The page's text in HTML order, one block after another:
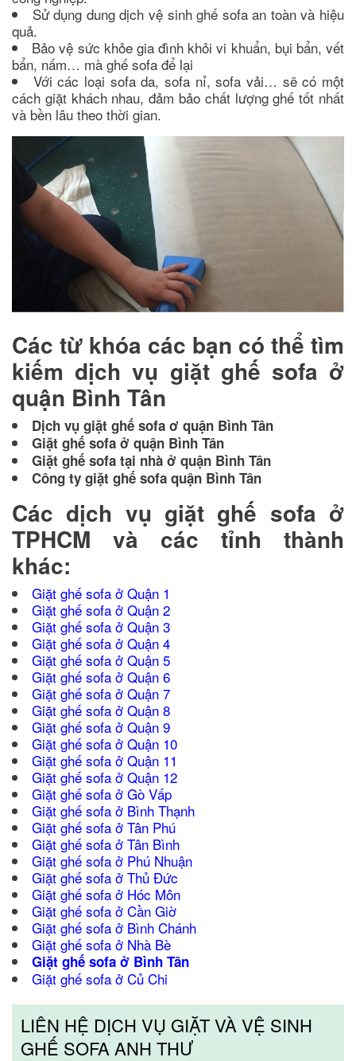
Sử dụng dung dịch vệ sinh ghế sofa an toàn và hiệu
quả.
Bảo vệ sức khỏe gia đình khỏi vi khuẩn, bụi bẩn, vết
bẩn, nấm… mà ghế sofa để lại
Với các loại sofa da, sofa nỉ, sofa vải… sẽ có một
cách giặt khách nhau, đảm bảo chất lượng ghế tốt nhất
và bền lâu theo thời gian.
Các từ khóa các bạn có thể tìm
kiếm dịch vụ giặt ghế sofa ở
quận Bình Tân
Dịch vụ giặt ghế sofa ơ quận Bình Tân
Giặt ghế sofa ở quận Bình Tân
Giặt ghế sofa tại nhà ở quận Bình Tân
Công ty giặt ghế sofa quận Bình Tân
Các dịch vụ giặt ghế sofa ở
TPHCM và các tỉnh thành
khác:
Giặt ghế sofa ở Quận 1
Giặt ghế sofa ở Quận 2
Giặt ghế sofa ở Quận 3
Giặt ghế sofa ở Quận 4
Giặt ghế sofa ở Quận 5
Giặt ghế sofa ở Quận 6
Giặt ghế sofa ở Quận 7
Giặt ghế sofa ở Quận 8
Giặt ghế sofa ở Quận 9
Giặt ghế sofa ở Quận 10
Giặt ghế sofa ở Quận 11
Giặt ghế sofa ở Quận 12
Giặt ghế sofa ở Gò Vấp
Giặt ghế sofa ở Bình Thạnh
Giặt ghế sofa ở Tân Phú
Giặt ghế sofa ở Tân Bình
Giặt ghế sofa ở Phú Nhuận
Giặt ghế sofa ở Thủ Đức
Giặt ghế sofa ở Hóc Môn
Giặt ghế sofa ở Cần Giờ
Giặt ghế sofa ở Bình Chánh
Giặt ghế sofa ở Nhà Bè
Giặt ghế sofa ở Bình Tân
Giặt ghế sofa ở Củ Chi
LIÊN HỆ DỊCH VỤ GIẶT VÀ VỆ SINH
GHẾ SOFA ANH THƯ